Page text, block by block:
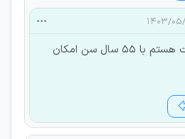
سلام من بازنشسته نفت هستم با 55 سال سن امکان